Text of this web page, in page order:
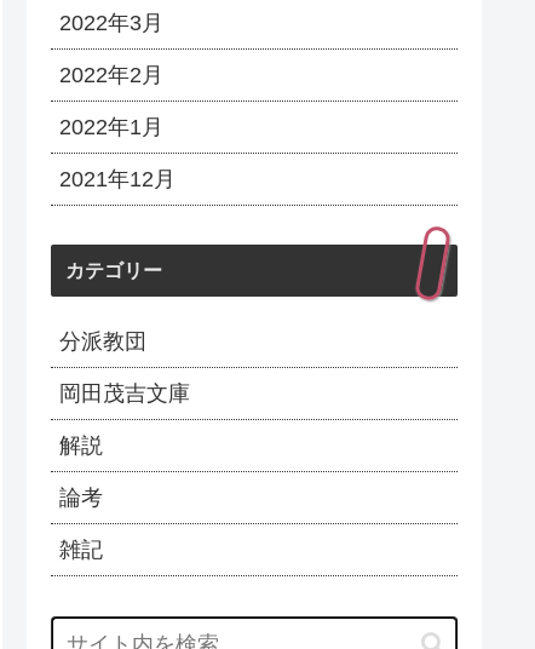
2022年3月
2022年2月
2022年1月
2021年12月
カテゴリー
分派教団
岡田茂吉文庫
解説
論考
雑記